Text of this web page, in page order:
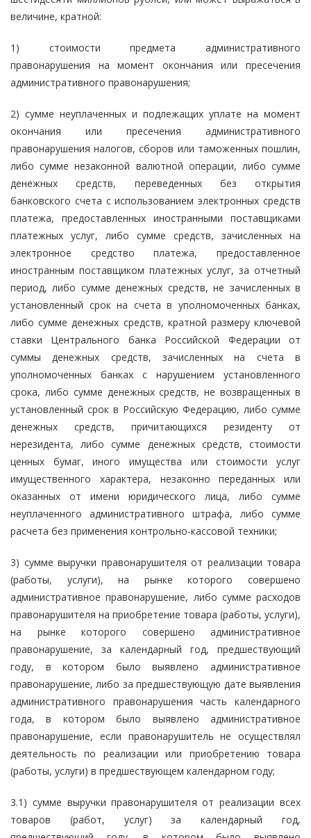
величине, кратной:
1) стоимости предмета административного
правонарушения на момент окончания или пресечения
административного правонарушения;
2) сумме неуплаченных и подлежащих уплате на момент
окончания или пресечения административного
правонарушения налогов, сборов или таможенных пошлин,
либо сумме незаконной валютной операции, либо сумме
денежных средств, переведенных без открытия
банковского счета с использованием электронных средств
платежа, предоставленных иностранными поставщиками
платежных услуг, либо сумме средств, зачисленных на
электронное средство платежа, предоставленное
иностранным поставщиком платежных услуг, за отчетный
период, либо сумме денежных средств, не зачисленных в
установленный срок на счета в уполномоченных банках,
либо сумме денежных средств, кратной размеру ключевой
ставки Центрального банка Российской Федерации от
суммы денежных средств, зачисленных на счета в
уполномоченных банках с нарушением установленного
срока, либо сумме денежных средств, не возвращенных в
установленный срок в Российскую Федерацию, либо сумме
денежных средств, причитающихся резиденту от
нерезидента, либо сумме денежных средств, стоимости
ценных бумаг, иного имущества или стоимости услуг
имущественного характера, незаконно переданных или
оказанных от имени юридического лица, либо сумме
неуплаченного административного штрафа, либо сумме
расчета без применения контрольно-кассовой техники;
3) сумме выручки правонарушителя от реализации товара
(работы, услуги), на рынке которого совершено
административное правонарушение, либо сумме расходов
правонарушителя на приобретение товара (работы, услуги),
на рынке которого совершено административное
правонарушение, за календарный год, предшествующий
году, в котором было выявлено административное
правонарушение, либо за предшествующую дате выявления
административного правонарушения часть календарного
года, в котором было выявлено административное
правонарушение, если правонарушитель не осуществлял
деятельность по реализации или приобретению товара
(работы, услуги) в предшествующем календарном году;
3.1) сумме выручки правонарушителя от реализации всех
товаров (работ, услуг) за календарный год,